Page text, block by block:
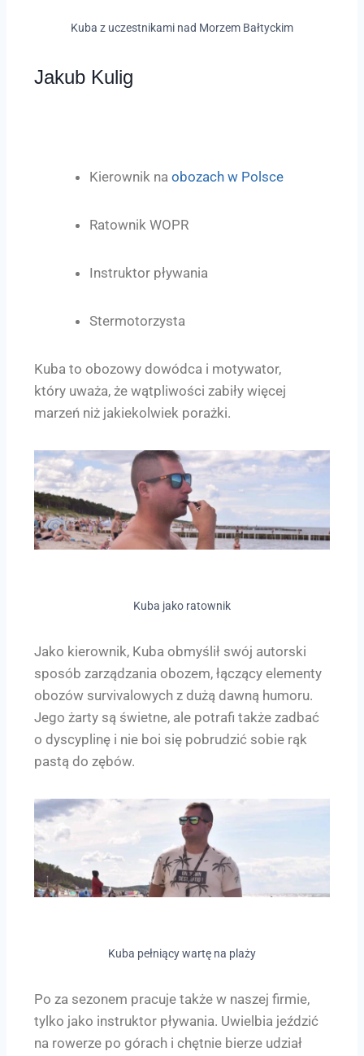
Kuba z uczestnikami nad Morzem Bałtyckim
Jakub Kulig
Kierownik na obozach w Polsce
Ratownik WOPR
Instruktor pływania
Stermotorzysta
Kuba to obozowy dowódca i motywator,
który uważa, że wątpliwości zabiły więcej
marzeń niż jakiekolwiek porażki.
Kuba jako ratownik
Jako kierownik, Kuba obmyślił swój autorski
sposób zarządzania obozem, łączący elementy
obozów survivalowych z dużą dawną humoru.
Jego żarty są świetne, ale potrafi także zadbać
o dyscyplinę i nie boi się pobrudzić sobie rąk
pastą do zębów.
Kuba pełniący wartę na plaży
Po za sezonem pracuje także w naszej firmie,
tylko jako instruktor pływania. Uwielbia jeździć
na rowerze po górach i chętnie bierze udział